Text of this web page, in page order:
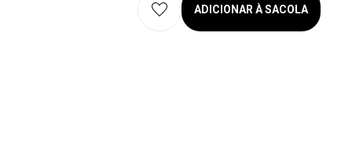
ADICIONAR À SACOLA